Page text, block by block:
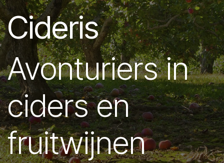
Cideris
Avonturiers in
ciders en
fruitwijnen